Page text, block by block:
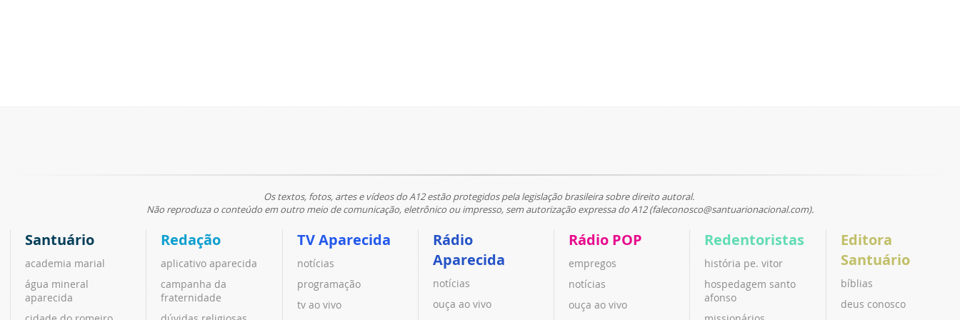
Os textos, fotos, artes e vídeos do A12 estão protegidos pela legislação brasileira sobre direito autoral.
Não reproduza o conteúdo em outro meio de comunicação, eletrônico ou impresso, sem autorização expressa do A12 (faleconosco@santuarionacional.com).
Santuário
academia marial
água mineral
aparecida
Redação
aplicativo aparecida
campanha da
fraternidade
TV Aparecida
notícias
programação
tv ao vivo
Rádio
Aparecida
notícias
ouça ao vivo
Rádio POP
empregos
notícias
ouça ao vivo
Redentoristas
história pe. vitor
hospedagem santo
afonso
Editora
Santuário
bíblias
deus conosco